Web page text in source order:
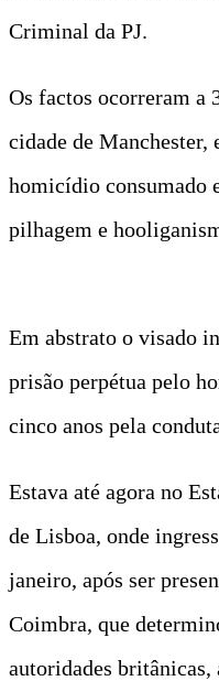
Criminal da PJ.
Os factos ocorreram a
cidade de Manchester,
homicídio consumado
pilhagem e
Em abstrato o visado
prisão perpétua pelo
cinco anos pela
Estava até agora no
de Lisboa, onde
janeiro, após ser
Coimbra, que
autoridades britânicas,